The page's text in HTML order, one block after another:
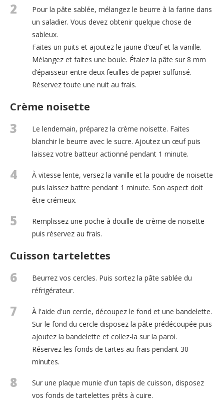
2
Pour la pâte sablée, mélangez le beurre à la farine dans
un saladier. Vous devez obtenir quelque chose de
sableux.
Faites un puits et ajoutez le jaune d’œuf et la vanille.
Mélangez et faites une boule. Étalez la pâte sur 8 mm
d’épaisseur entre deux feuilles de papier sulfurisé.
Réservez toute une nuit au frais.
Crème noisette
3
Le lendemain, préparez la crème noisette. Faites
blanchir le beurre avec le sucre. Ajoutez un œuf puis
laissez votre batteur actionné pendant 1 minute.
4
À vitesse lente, versez la vanille et la poudre de noisette
puis laissez battre pendant 1 minute. Son aspect doit
être crémeux.
5
Remplissez une poche à douille de crème de noisette
puis réservez au frais.
Cuisson tartelettes
6
Beurrez vos cercles. Puis sortez la pâte sablée du
réfrigérateur.
7
À l'aide d'un cercle, découpez le fond et une bandelette.
Sur le fond du cercle disposez la pâte prédécoupée puis
ajoutez la bandelette et collez-la sur la paroi.
Réservez les fonds de tartes au frais pendant 30
minutes.
8
Sur une plaque munie d'un tapis de cuisson, disposez
vos fonds de tartelettes prêts à cuire.